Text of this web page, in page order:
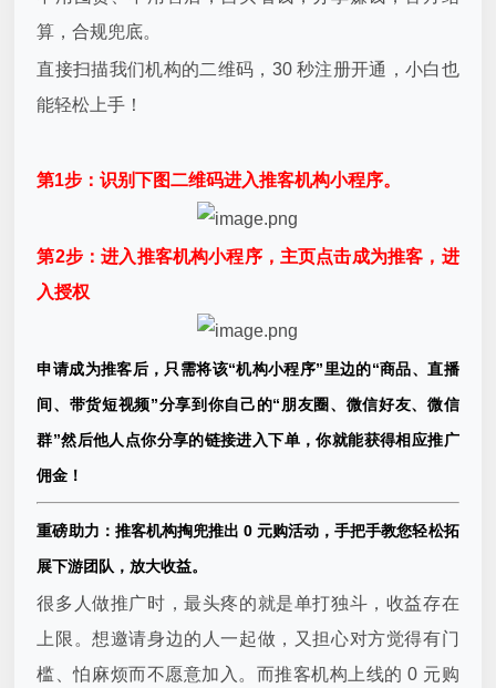
算，合规兜底。
直接扫描我们机构的二维码，30 秒注册开通，小白也
能轻松上手！
第1步：识别下图二维码进入推客机构小程序。
第2步：进入推客机构小程序，主页点击成为推客，进
入授权
申请成为推客后，只需将该“机构小程序”里边的“商品、直播
间、带货短视频”分享到你自己的“朋友圈、微信好友、微信
群”然后他人点你分享的链接进入下单，你就能获得相应推广
佣金！
重磅助力：推客机构掏兜推出 0 元购活动，手把手教您轻松拓
展下游团队，放大收益。
很多人做推广时，最头疼的就是单打独斗，收益存在
上限。想邀请身边的人一起做，又担心对方觉得有门
槛、怕麻烦而不愿意加入。而推客机构上线的 0 元购